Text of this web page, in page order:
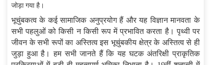
जोड़ा गया है।
भूचुंबकत्व के कई सामाजिक अनुप्रयोग हैं और यह विज्ञान मानवता के
सभी पहलुओं को किसी न किसी रूप में प्रभावित करता है। पृथ्वी पर
जीवन के सभी रूपों का अस्तित्व इस भूचुंबकीय क्षेत्र के अस्तित्व से ही
जुड़ा हुआ है। हम सभी जानते हैं कि यह घटक अंतरिक्षी प्राकृतिक